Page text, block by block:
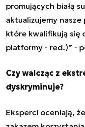
promujących białą
aktualizujemy
które kwalifikują się
platformy - red.)” -
Czy walcząc z
dyskryminuje?
Eksperci oceniają,